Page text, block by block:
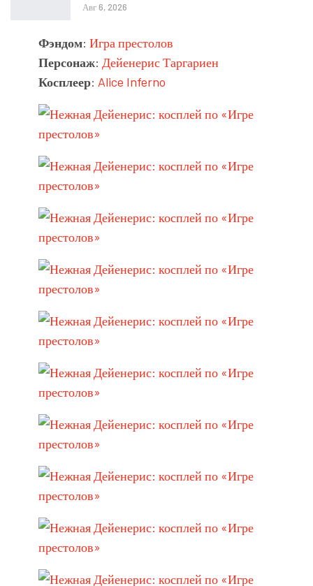
Авг 6, 2026
Фэндом: Игра престолов
Персонаж: Дейенерис Таргариен
Косплеер: Alice Inferno